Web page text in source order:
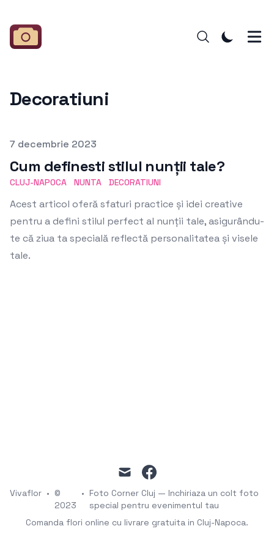
Decoratiuni
Published on
7 decembrie 2023
Cum definesti stilul nunții tale?
CLUJ-NAPOCA NUNTA DECORATIUNI
Acest articol oferă sfaturi practice și idei creative
pentru a defini stilul perfect al nunții tale, asigurându-
te că ziua ta specială reflectă personalitatea și visele
tale.
mail facebook
Vivaflor • ©
2023
• Foto Corner Cluj — Inchiriaza un colt foto
special pentru evenimentul tau
Comanda flori online cu livrare gratuita in Cluj-Napoca.